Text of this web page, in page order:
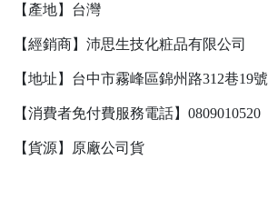
【產地】台灣
【經銷商】沛思生技化粧品有限公司
【地址】台中市霧峰區錦州路312巷19號
【消費者免付費服務電話】0809010520
【貨源】原廠公司貨